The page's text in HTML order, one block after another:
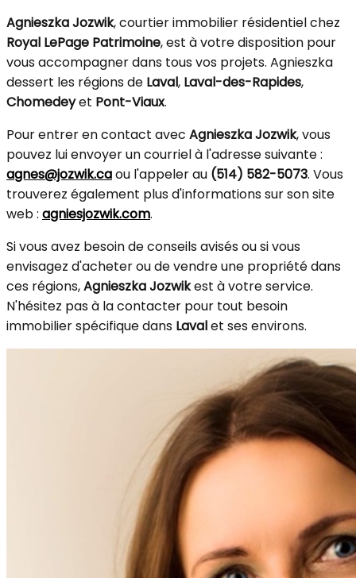
Agnieszka Jozwik, courtier immobilier résidentiel chez
Royal LePage Patrimoine, est à votre disposition pour
vous accompagner dans tous vos projets. Agnieszka
dessert les régions de Laval, Laval-des-Rapides,
Chomedeyet Pont-Viaux.
Pour entrer en contact avec Agnieszka Jozwik, vous
pouvez lui envoyer un courriel à l'adresse suivante :
agnes@jozwik.caou l'appeler au (514) 582-5073. Vous
trouverez également plus d'informations sur son site
web : agniesjozwik.com.
Si vous avez besoin de conseils avisés ou si vous
envisagez d'acheter ou de vendre une propriété dans
ces régions,Agnieszka Jozwikest à votre service.
N'hésitez pas à la contacter pour tout besoin
immobilier spécifique dans Lavalet ses environs.